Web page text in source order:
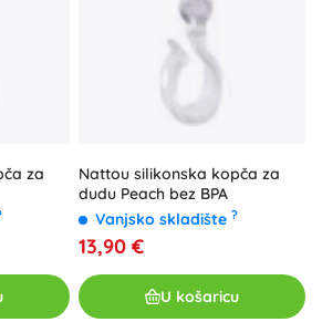
za
Nattou silikonska kopča za
dudu Peach bez BPA
Vanjsko skladište ?
13,90 €
U košaricu